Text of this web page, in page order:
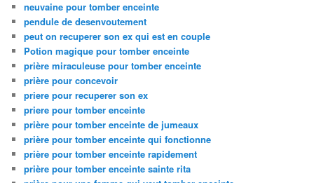
neuvaine pour tomber enceinte
pendule de desenvoutement
peut on recuperer son ex qui est en couple
Potion magique pour tomber enceinte
prière miraculeuse pour tomber enceinte
prière pour concevoir
priere pour recuperer son ex
priere pour tomber enceinte
prière pour tomber enceinte de jumeaux
prière pour tomber enceinte qui fonctionne
prière pour tomber enceinte rapidement
prière pour tomber enceinte sainte rita